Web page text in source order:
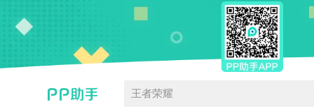
王者荣耀